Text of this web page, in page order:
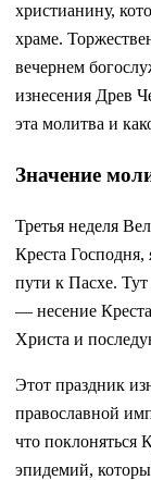
христианину,
храме.
вечернем
изнесения Древ
эта молитва и
Значение
Третья неделя
Креста Господня,
пути к Пасхе.
— несение
Христа и
Этот праздник
православной
что поклоняться
эпидемий,